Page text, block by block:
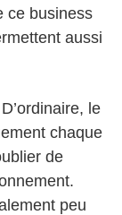
ce business
aussi
le
chaque
de
peu